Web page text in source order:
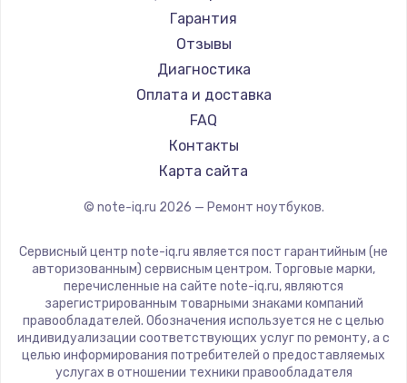
Ремонт ноутбуков Machenike
Ремонт ноутбуков DEXP
Ремонт ноутбуков Teclast
Ремонт ноутбуков CHUWI
Ремонт ноутбуков Colorful
Aorus
Maibenben
Getac
Epson
Philips
LG
Panasonic
ZTE
Hiper
Evga
Google
Echips
Гарантия
Отзывы
Диагностика
Оплата и доставка
FAQ
Контакты
Карта сайта
© note-iq.ru 2026 — Ремонт ноутбуков.
Сервисный центр note-iq.ru является пост гарантийным (не
авторизованным) сервисным центром. Торговые марки,
перечисленные на сайте note-iq.ru, являются
зарегистрированным товарными знаками компаний
правообладателей. Обозначения используется не с целью
индивидуализации соответствующих услуг по ремонту, а с
целью информирования потребителей о предоставляемых
услугах в отношении техники правообладателя